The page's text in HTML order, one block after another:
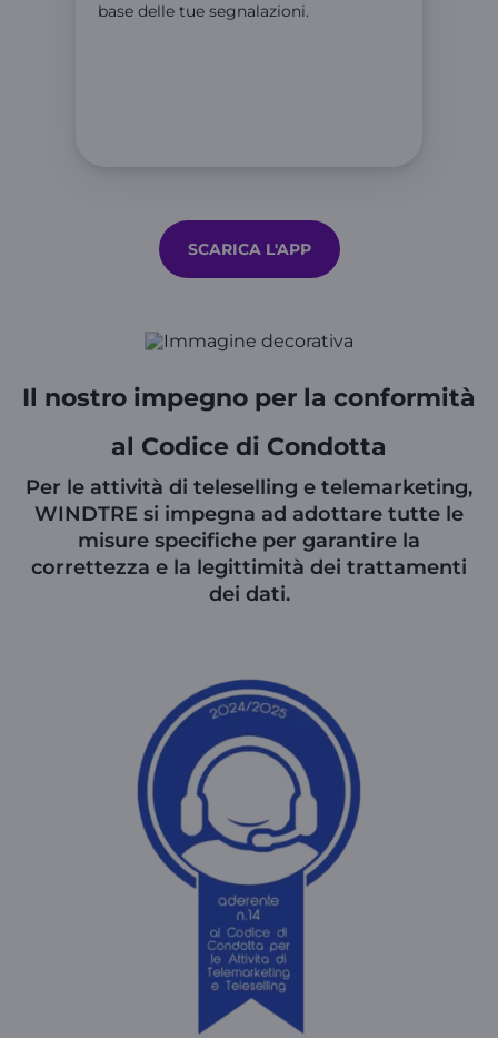
base delle tue segnalazioni.
SCARICA L'APP
Il nostro impegno per la conformità
al Codice di Condotta
Per le attività di teleselling e telemarketing,
WINDTRE si impegna ad adottare tutte le
misure specifiche per garantire la
correttezza e la legittimità dei trattamenti
dei dati.